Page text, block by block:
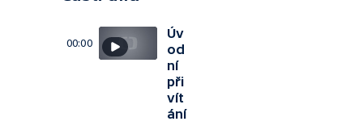
00:00
Úv
od
ní
při
vít
ání